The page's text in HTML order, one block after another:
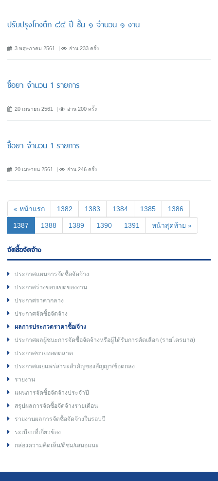
ปรับปรุงโถงตึก ๘๔ ปี ชั้น ๑ จำนวน ๑ งาน
3 พฤษภาคม 2561 อ่าน 233 ครั้ง
ซื้อยา จำนวน 1 รายการ
20 เมษายน 2561 อ่าน 200 ครั้ง
ซื้อยา จำนวน 1 รายการ
20 เมษายน 2561 อ่าน 246 ครั้ง
« หน้าแรก 1382 1383 1384 1385 1386
1387 (current)
1388 1389 1390 1391 หน้าสุดท้าย »
จัดซื้อจัดจ้าง
ประกาศแผนการจัดซื้อจัดจ้าง
ประกาศร่างขอบเขตของงาน
ประกาศราคากลาง
ประกาศจัดซื้อจัดจ้าง
ผลการประกวดราคาซื้อ/จ้าง
ประกาศผลผู้ชนะการจัดซื้อจัดจ้างหรือผู้ได้รับการคัดเลือก (รายไตรมาส)
ประกาศขายทอดตลาด
ประกาศเผยแพร่สาระสำคัญของสัญญา/ข้อตกลง
รายงาน
แผนการจัดซื้อจัดจ้างประจำปี
สรุปผลการจัดซื้อจัดจ้างรายเดือน
รายงานผลการจัดซื้อจัดจ้างในรอบปี
ระเบียบที่เกี่ยวข้อง
กล่องความคิดเห็น/ติชม/เสนอแนะ